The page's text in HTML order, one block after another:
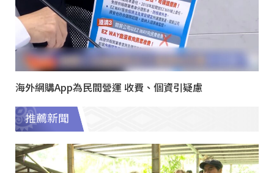
海外網購App為民間營運 收費、個資引疑慮
推薦新聞